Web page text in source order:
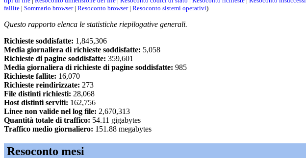
fallite | Sommario browser| Resoconto browser| Resoconto sistemi operativi)
Questo rapporto elenca le statistiche riepilogative generali.
Richieste soddisfatte: 1,845,306
Media giornaliera di richieste soddisfatte: 5,058
Richieste di pagine soddisfatte: 359,601
Media giornaliera di richieste di pagine soddisfatte: 985
Richieste fallite: 16,070
Richieste reindirizzate: 273
File distinti richiesti: 28,068
Host distinti serviti: 162,756
Linee non valide nel log file: 2,670,313
Quantità totale di traffico: 54.11 gigabytes
Traffico medio giornaliero: 151.88 megabytes
Resoconto mesi